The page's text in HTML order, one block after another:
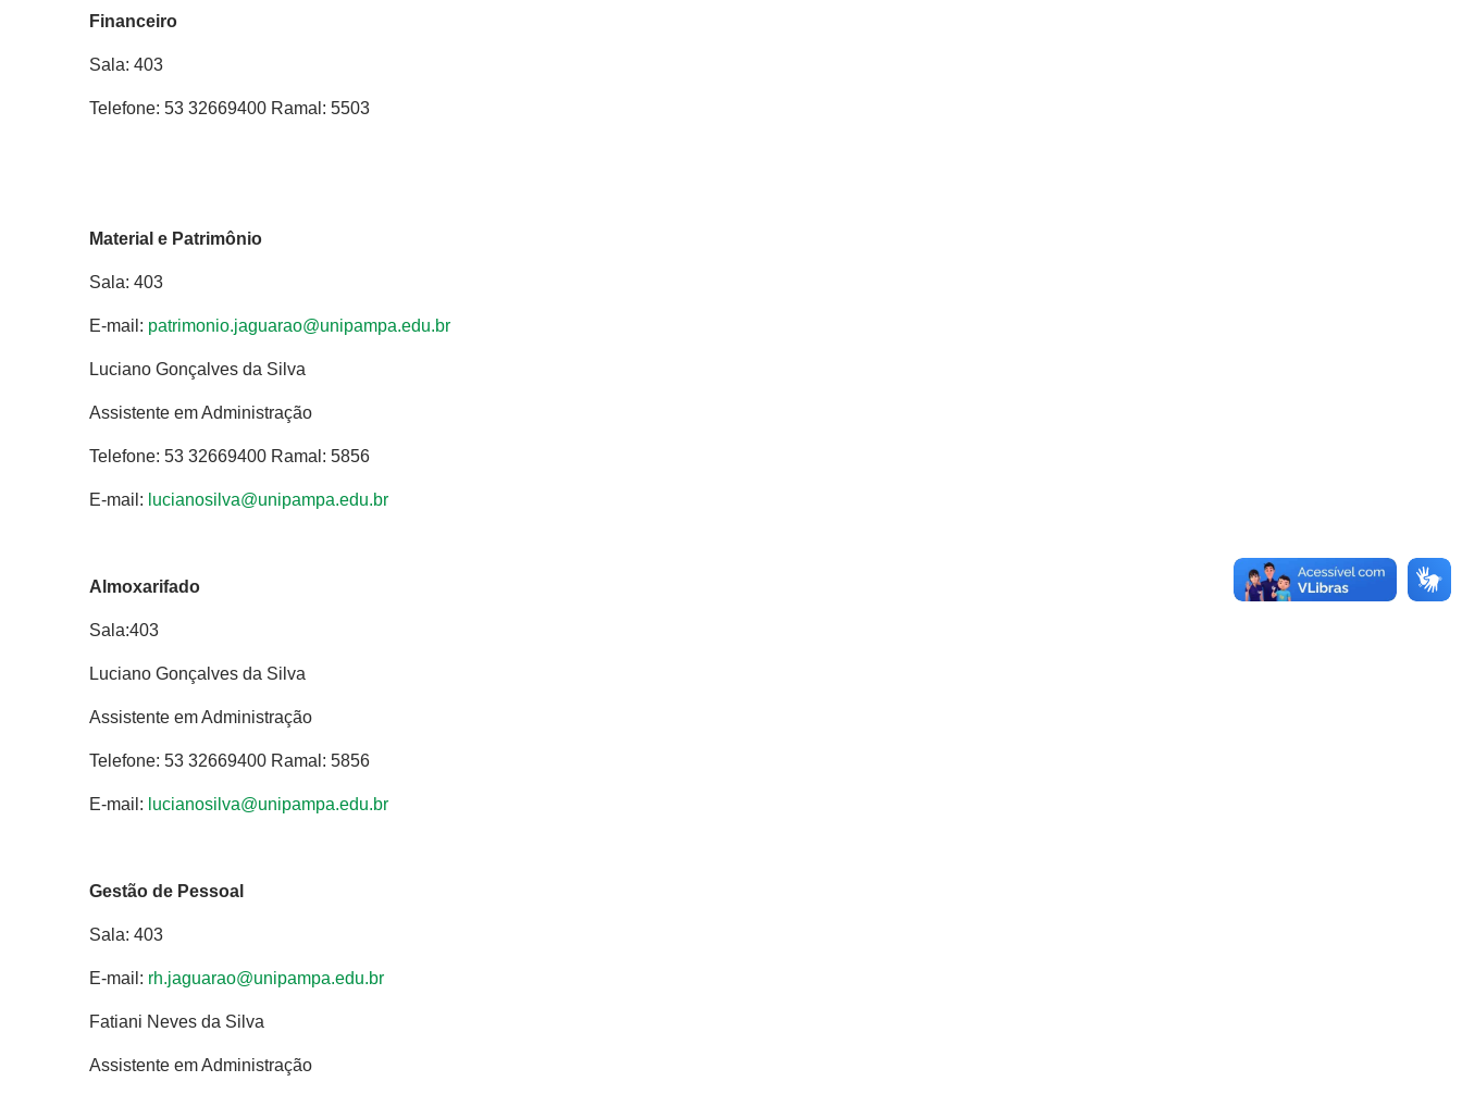
Financeiro
Sala: 403
Telefone: 53 32669400 Ramal: 5503
Material e Patrimônio
Sala: 403
E-mail: patrimonio.jaguarao@unipampa.edu.br
Luciano Gonçalves da Silva
Assistente em Administração
Telefone: 53 32669400 Ramal: 5856
E-mail: lucianosilva@unipampa.edu.br
Almoxarifado
Sala:403
Luciano Gonçalves da Silva
Assistente em Administração
Telefone: 53 32669400 Ramal: 5856
E-mail: lucianosilva@unipampa.edu.br
Gestão de Pessoal
Sala: 403
E-mail: rh.jaguarao@unipampa.edu.br
Fatiani Neves da Silva
Assistente em Administração